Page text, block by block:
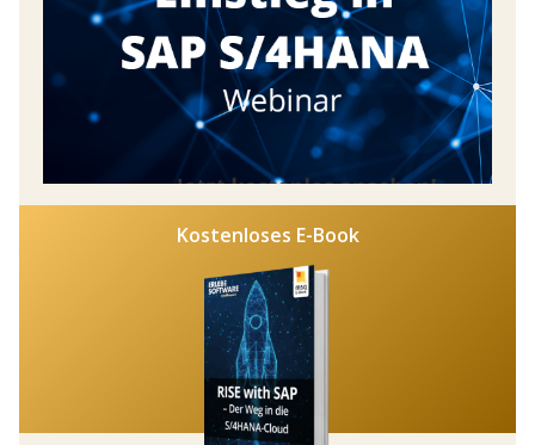
Kostenloses E-Book